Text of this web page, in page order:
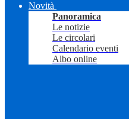
Novità
Panoramica
Le notizie
Le circolari
Calendario eventi
Albo online